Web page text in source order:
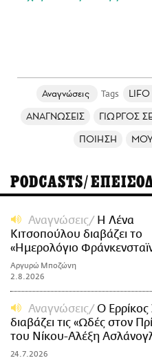
Αναγνώσεις LIFO
ΑΝΑΓΝΩΣΕΙΣ
ΓΙΩΡΓΟΣ
ΠΟΙΗΣΗ
PODCASTS/
Αναγνώσεις
Η Λένα
Κιτσοπούλου διαβάζει το
«Ημερολόγιο
Αργυρώ Μποζώνη
2.8.2026
Αναγνώσεις
Ο
διαβάζει τις «Ωδές στον
του Νίκoυ-Αλέξη
24.7.2026